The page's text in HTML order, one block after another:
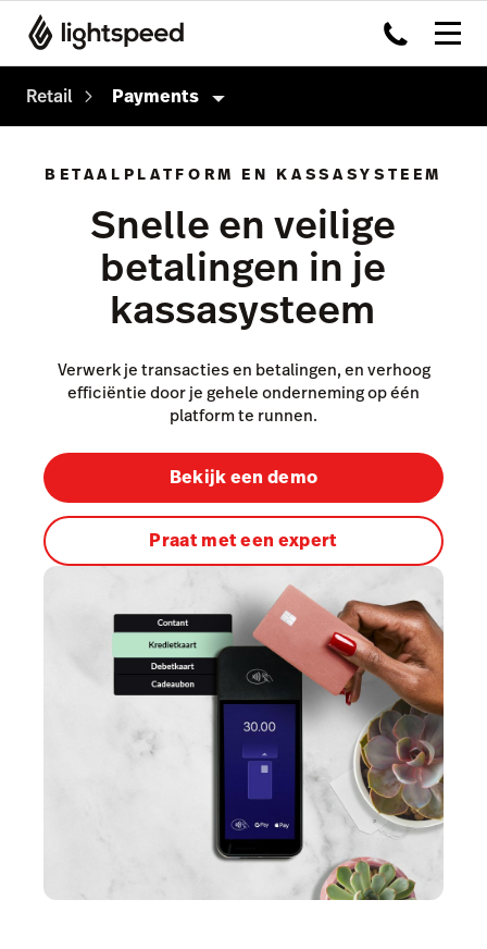
Retail Payments
Kassasysteem
Omnichannel
Payments
Capital
Insights
Accounting
Marketing & Loyalty
Scanner
Service Orders
BETAALPLATFORM EN KASSASYSTEEM
Snelle en veilige
betalingen in je
kassasysteem
Verwerk je transacties en betalingen, en verhoog
efficiëntie door je gehele onderneming op één
platform te runnen.
Bekijk een demo
Praat met een expert